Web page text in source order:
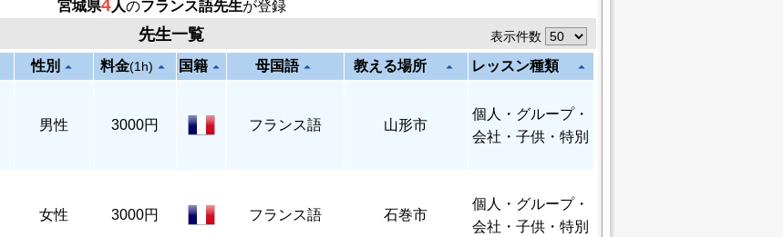
宮城県4人のフランス語先生が登録
先生一覧 表示件数
性別 arrow_drop_up 料金(1h) arrow_drop_up 国籍arrow_drop_up 母国語arrow_drop_up 教える場所 arrow_drop_up レッスン種類 arrow_drop_up
男性 3000円 フランス語 山形市
個人
・グループ・
会社・子供・特別
女性 3000円 フランス語 石巻市
個人
・グループ・
会社・子供・特別